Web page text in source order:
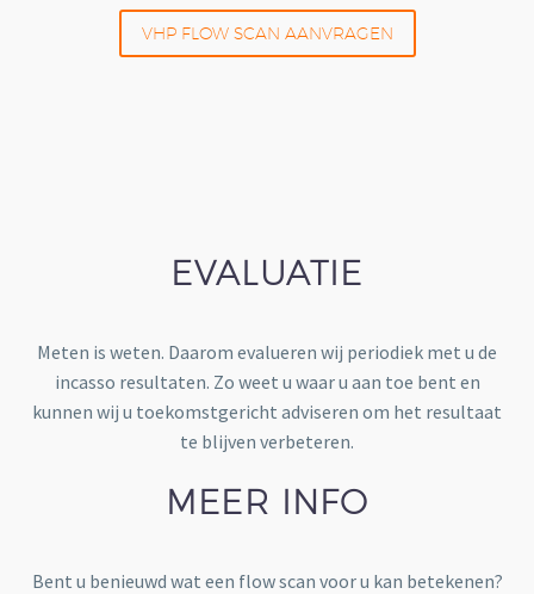
VHP FLOW SCAN AANVRAGEN
EVALUATIE
Meten is weten. Daarom evalueren wij periodiek met u de
incasso resultaten. Zo weet u waar u aan toe bent en
kunnen wij u toekomstgericht adviseren om het resultaat
te blijven verbeteren.
MEER INFO
Bent u benieuwd wat een flow scan voor u kan betekenen?